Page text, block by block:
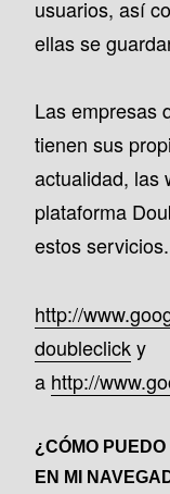
usuarios, así
ellas se
Las empresas
tienen sus
actualidad, las
plataforma
estos
http://
doubleclicky
a http://
¿CÓMO
EN MI